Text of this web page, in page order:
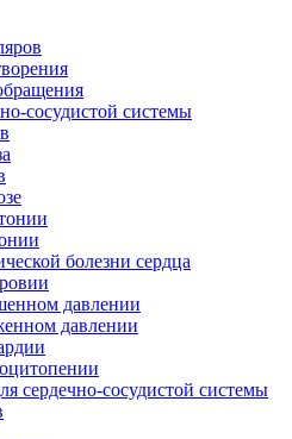
сосудистой системы
болезни сердца
давлении
давлении
сердечно-сосудистой системы